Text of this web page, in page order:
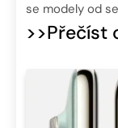
se modely od
>>Přečíst